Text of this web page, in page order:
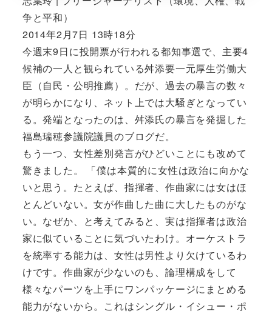
争と平和）
2014年2月7日 13時18分
今週末9日に投開票が行われる都知事選で、主要4
候補の一人と観られている舛添要一元厚生労働大
臣（自民・公明推薦）。だが、過去の暴言の数々
が明らかになり、ネット上では大騒ぎとなってい
る。発端となったのは、舛添氏の暴言を発掘した
福島瑞穂参議院議員のブログだ。
もう一つ、女性差別発言がひどいことにも改めて
驚きました。 「僕は本質的に女性は政治に向かな
いと思う。たとえば、指揮者、作曲家には女はほ
とんどいない。女が作曲した曲に大したものがな
い。なぜか、と考えてみると、実は指揮者は政治
家に似ていることに気づいたわけ。オーケストラ
を統率する能力は、女性は男性より欠けているわ
けです。作曲家が少ないのも、論理構成をして
様々なパーツを上手にワンパッケージにまとめる
能力がないから。これはシングル・イシュー・ポ